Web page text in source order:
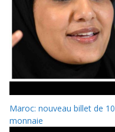
Maroc: nouveau billet de
monnaie